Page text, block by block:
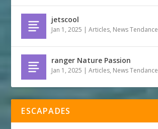
jetscool
Jan 1, 2025 |Articles, News Tendance
ranger Nature Passion
Jan 1, 2025 |Articles, News Tendance
ESCAPADES